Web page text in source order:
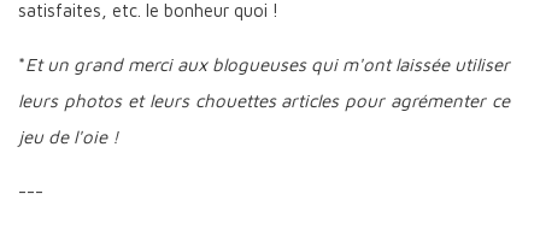
satisfaites, etc. le bonheur quoi !
*Et un grand merci aux blogueuses qui m'ont laissée utiliser
leurs photos et leurs chouettes articles pour agrémenter ce
jeu de l'oie !
---